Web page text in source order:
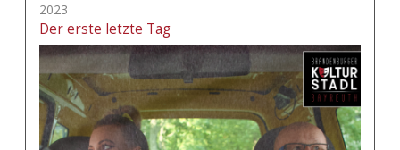
2023
Der erste letzte Tag